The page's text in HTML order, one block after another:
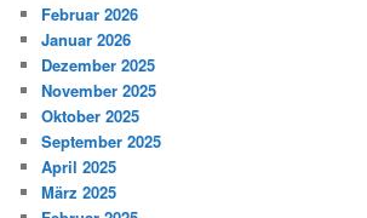
Februar 2026
Januar 2026
Dezember 2025
November 2025
Oktober 2025
September 2025
April 2025
März 2025